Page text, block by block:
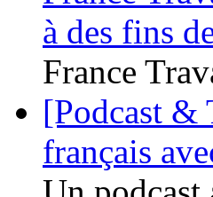
à des fins
France
[Podcast &
français